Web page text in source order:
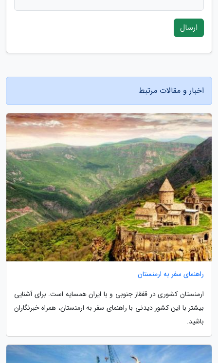
ارسال
اخبار و مقالات مرتبط
راهنمای سفر به ارمنستان
ارمنستان کشوری در قفقاز جنوبی و با ایران همسایه است. برای آشنایی
بیشتر با این کشور دیدنی با راهنمای سفر به ارمنستان، همراه خبرنگاران
باشید.